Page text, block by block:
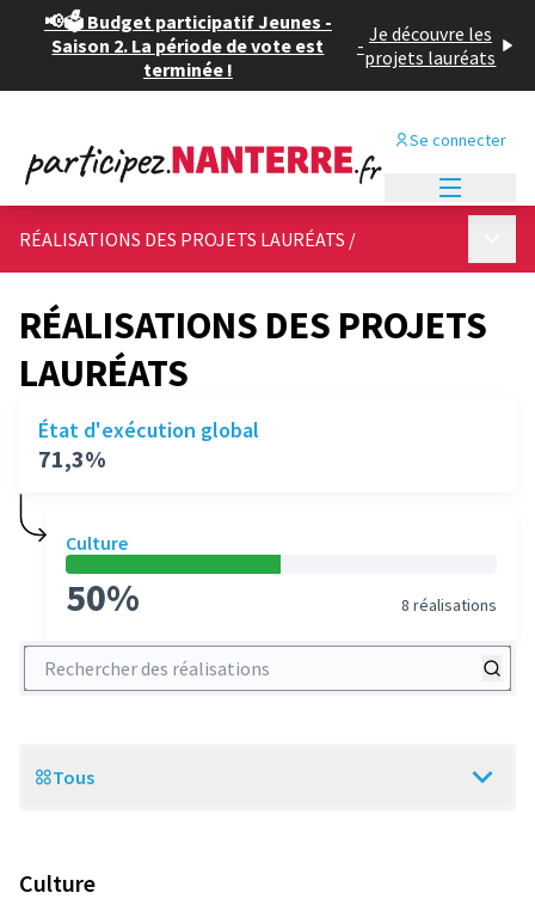
📢🗳️ Budget participatif Jeunes -
Saison 2. La période de vote est
terminée !
- Je découvre les
projets lauréats
Se connecter
RÉALISATIONS DES PROJETS LAURÉATS /
RÉALISATIONS DES PROJETS
LAURÉATS
État d'exécution global
71,3%
Culture
50% 8 réalisations
Rechercher des réalisations
Scope
Tous
Culture